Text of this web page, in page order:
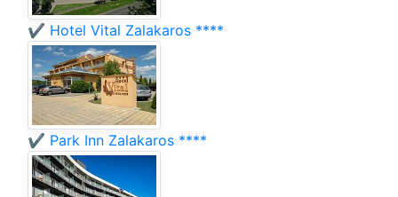
✔️ Hotel Vital Zalakaros ****
✔️ Park Inn Zalakaros ****